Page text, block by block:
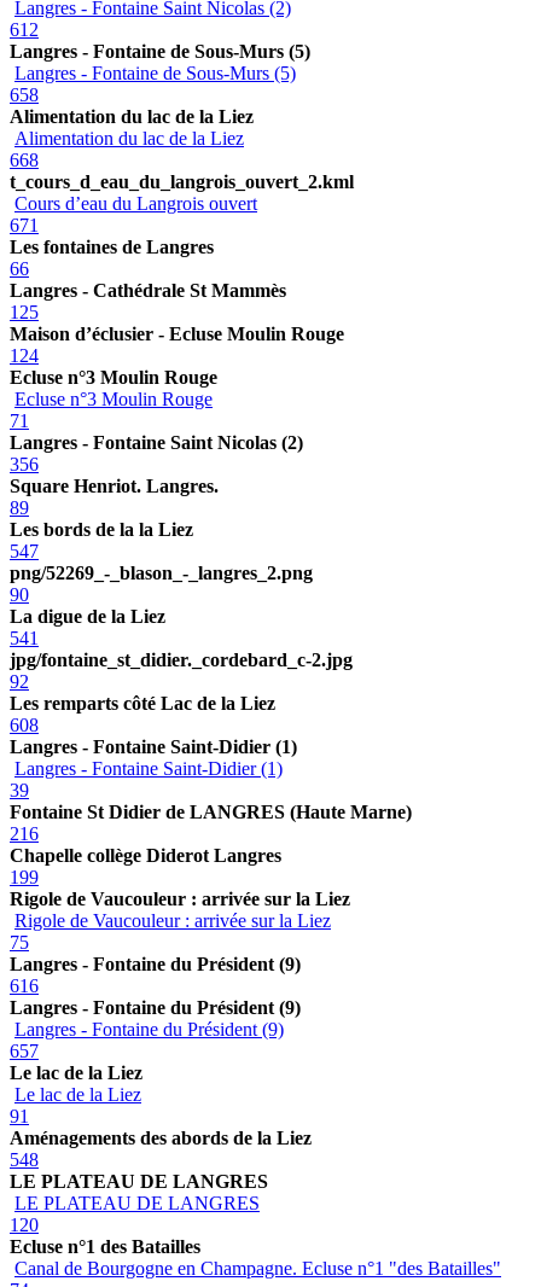
Langres - Fontaine Saint Nicolas (2)
612
Langres - Fontaine de Sous-Murs (5)
Langres - Fontaine de Sous-Murs (5)
658
Alimentation du lac de la Liez
Alimentation du lac de la Liez
668
t_cours_d_eau_du_langrois_ouvert_2.kml
Cours d’eau du Langrois ouvert
671
Les fontaines de Langres
66
Langres - Cathédrale St Mammès
125
Maison d’éclusier - Ecluse Moulin Rouge
124
Ecluse n°3 Moulin Rouge
Ecluse n°3 Moulin Rouge
71
Langres - Fontaine Saint Nicolas (2)
356
Square Henriot. Langres.
89
Les bords de la la Liez
547
png/52269_-_blason_-_langres_2.png
90
La digue de la Liez
541
jpg/fontaine_st_didier._cordebard_c-2.jpg
92
Les remparts côté Lac de la Liez
608
Langres - Fontaine Saint-Didier (1)
Langres - Fontaine Saint-Didier (1)
39
Fontaine St Didier de LANGRES (Haute Marne)
216
Chapelle collège Diderot Langres
199
Rigole de Vaucouleur : arrivée sur la Liez
Rigole de Vaucouleur : arrivée sur la Liez
75
Langres - Fontaine du Président (9)
616
Langres - Fontaine du Président (9)
Langres - Fontaine du Président (9)
657
Le lac de la Liez
Le lac de la Liez
91
Aménagements des abords de la Liez
548
LE PLATEAU DE LANGRES
LE PLATEAU DE LANGRES
120
Ecluse n°1 des Batailles
Canal de Bourgogne en Champagne. Ecluse n°1 "des Batailles"